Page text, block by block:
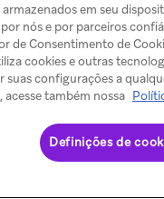
Archive
Feature
Flags
Mover
arquivo
Edit
Feature
Criar e
Visualizar
em seu
nós e por parceiros
de Consentimento de
cookies e outras
suas configurações a
acesse também nossa
Definições de